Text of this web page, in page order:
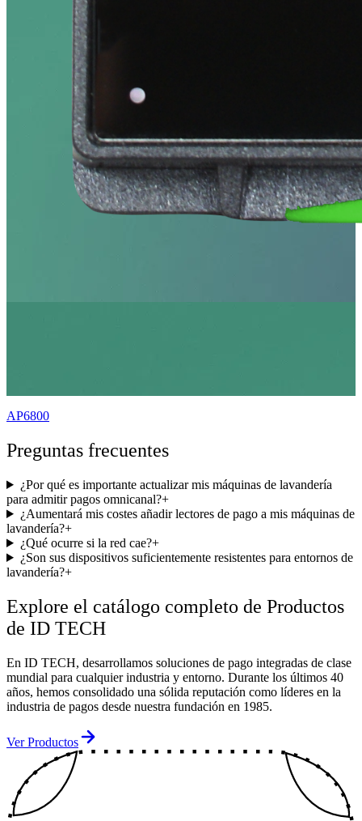
AP6800
Preguntas frecuentes
¿Por qué es importante actualizar mis máquinas de lavandería
para admitir pagos omnicanal?+
¿Aumentará mis costes añadir lectores de pago a mis máquinas de
lavandería?+
¿Qué ocurre si la red cae?+
¿Son sus dispositivos suficientemente resistentes para entornos de
lavandería?+
Explore el catálogo completo de Productos
de ID TECH
En ID TECH, desarrollamos soluciones de pago integradas de clase
mundial para cualquier industria y entorno. Durante los últimos 40
años, hemos consolidado una sólida reputación como líderes en la
industria de pagos desde nuestra fundación en 1985.
Ver Productos